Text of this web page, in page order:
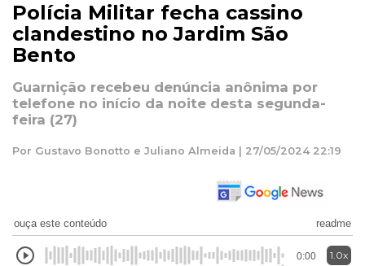
Polícia Militar fecha cassino
clandestino no Jardim São
Bento
Guarnição recebeu denúncia anônima por
telefone no início da noite desta segunda-
feira (27)
Por Gustavo Bonotto e Juliano Almeida | 27/05/2024 22:19
ouça este conteúdo readme
0:00 1.0x